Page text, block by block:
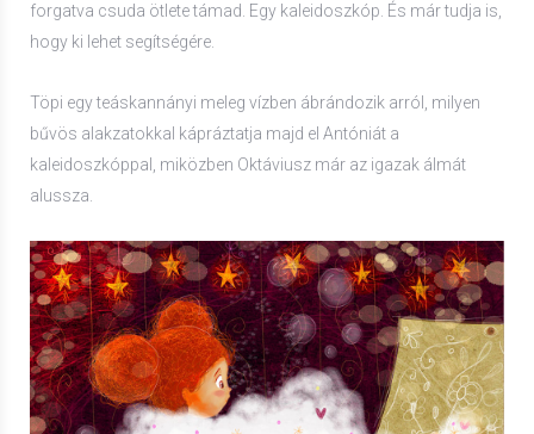
forgatva csuda ötlete támad. Egy kaleidoszkóp. És már tudja is,
hogy ki lehet segítségére.
Töpi egy teáskannányi meleg vízben ábrándozik arról, milyen
bűvös alakzatokkal kápráztatja majd el Antóniát a
kaleidoszkóppal, miközben Oktáviusz már az igazak álmát
alussza.